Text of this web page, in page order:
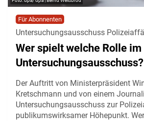
Für Abonnenten
Untersuchungsausschuss
Wer spielt welche Rolle im
Untersuchungsausschuss?
Der Auftritt von Ministerpräsident
Kretschmann und von einem
Untersuchungsausschuss zur
publikumswirksamer Höhepunkt.